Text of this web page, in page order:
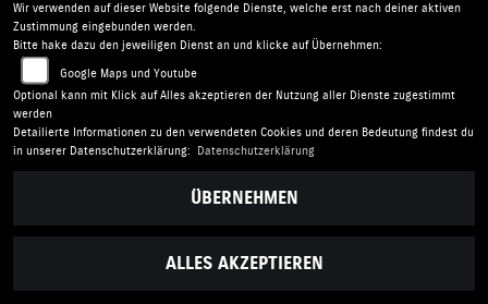
Uhlmann Motorräder GmbH |Hellfelder Straße 5 | 17039
Trollenhagen - Neubrandenburg | Deutschland
AGB |Impressum
Barrierefreiheit |Batterieverordnung
Folgen Sie uns
Wir verwenden auf dieser Website folgende Dienste, welche erst nach deiner aktiven
Zustimmung eingebunden werden.
Bitte hake dazu den jeweiligen Dienst an und klicke auf Übernehmen:
Google Maps und Youtube
Optional kann mit Klick auf Alles akzeptieren der Nutzung aller Dienste zugestimmt
werden
Detailierte Informationen zu den verwendeten Cookies und deren Bedeutung findest du
in unserer Datenschutzerklärung:
Datenschutzerklärung
ÜBERNEHMEN
ALLES AKZEPTIEREN